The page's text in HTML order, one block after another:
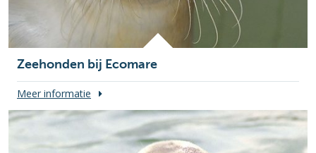
Zeehonden bij Ecomare
Meer informatie